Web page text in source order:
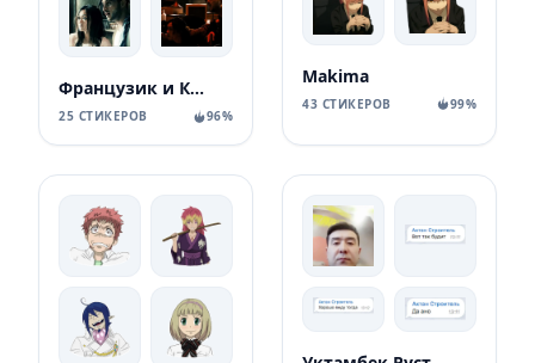
Французик и Кимико
25 СТИКЕРОВ 96%
Makima
43 СТИКЕРОВ 99%